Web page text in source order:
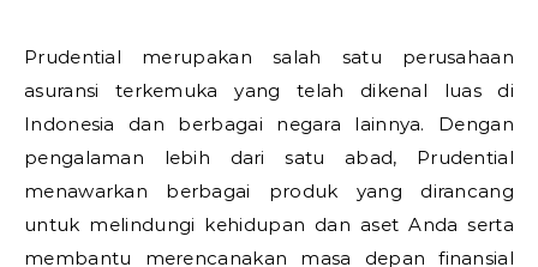
Prudential merupakan salah satu perusahaan
asuransi terkemuka yang telah dikenal luas di
Indonesia dan berbagai negara lainnya. Dengan
pengalaman lebih dari satu abad, Prudential
menawarkan berbagai produk yang dirancang
untuk melindungi kehidupan dan aset Anda serta
membantu merencanakan masa depan finansial